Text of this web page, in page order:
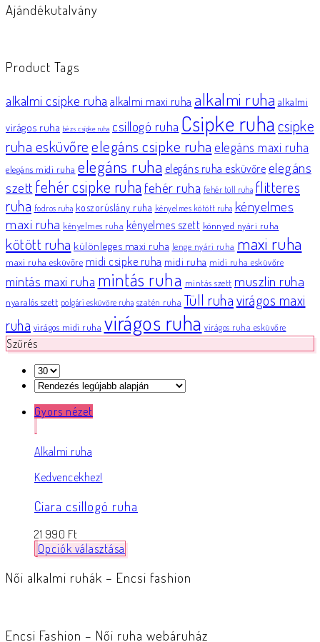
Ajándékutalvány
Product Tags
alkalmi csipke ruha alkalmi maxi ruha alkalmi ruha alkalmi
virágos ruha bézs csipke ruha csillogó ruha Csipke ruhacsipke
ruha esküvőreelegáns csipke ruha elegáns maxi ruha
elegáns midi ruha elegáns ruha elegáns ruha esküvőre elegáns
szett fehér csipke ruha fehér ruha fehér tüll ruha flitteres
ruha fodros ruha koszorúslány ruha kényelmes kötött ruha kényelmes
maxi ruha kényelmes ruha kényelmes szett könnyed nyári ruha
kötött ruha különleges maxi ruha lenge nyári ruha maxi ruha
maxi ruha esküvőre midi csipke ruha midi ruha midi ruha esküvőre
mintás maxi ruha mintás ruha mintás szett muszlin ruha
nyaralós szett polgári esküvőre ruha szatén ruha Tüll ruhavirágos maxi
ruha virágos midi ruha virágos ruha virágos ruha esküvőre
Szűrés
Gyors nézet
Alkalmi ruha
Kedvencekhez!
Ciara csillogó ruha
21 990 Ft
Opciók választása
Női alkalmi ruhák – Encsi fashion
Encsi Fashion – Női ruha webáruház